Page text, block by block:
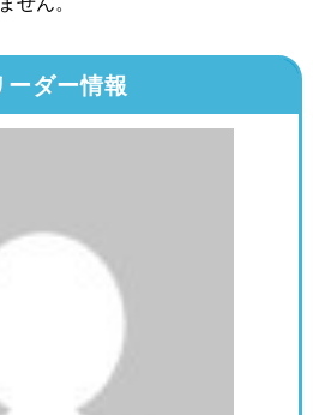
ーダー情報